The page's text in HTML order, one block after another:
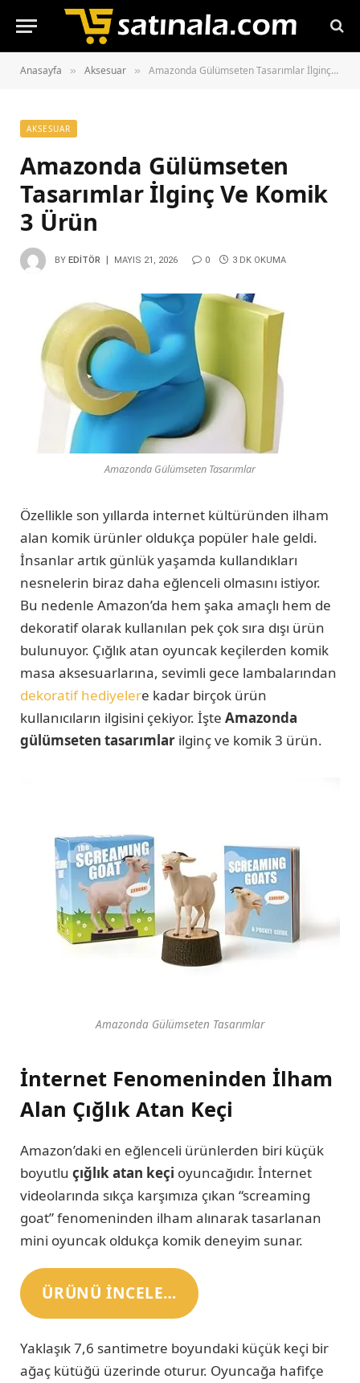
Anasayfa » Aksesuar » Amazonda Gülümseten Tasarımlar İlginç Ve Komik 3 Ürün
AKSESUAR
Amazonda Gülümseten
Tasarımlar İlginç Ve Komik
3 Ürün
BY EDITÖR MAYIS 21, 2026 0 3 DK OKUMA
Amazonda Gülümseten Tasarımlar
Özellikle son yıllarda internet kültüründen ilham
alan komik ürünler oldukça popüler hale geldi.
İnsanlar artık günlük yaşamda kullandıkları
nesnelerin biraz daha eğlenceli olmasını istiyor.
Bu nedenle Amazon’da hem şaka amaçlı hem de
dekoratif olarak kullanılan pek çok sıra dışı ürün
bulunuyor. Çığlık atan oyuncak keçilerden komik
masa aksesuarlarına, sevimli gece lambalarından
dekoratif hediyelere kadar birçok ürün
kullanıcıların ilgisini çekiyor. İşte Amazonda
gülümseten tasarımlar ilginç ve komik 3 ürün.
Amazonda Gülümseten Tasarımlar
İnternet Fenomeninden İlham
Alan Çığlık Atan Keçi
Amazon’daki en eğlenceli ürünlerden biri küçük
boyutlu çığlık atan keçi oyuncağıdır. İnternet
videolarında sıkça karşımıza çıkan “screaming
goat” fenomeninden ilham alınarak tasarlanan
mini oyuncak oldukça komik deneyim sunar.
ÜRÜNÜ INCELE…
Yaklaşık 7,6 santimetre boyundaki küçük keçi bir
ağaç kütüğü üzerinde oturur. Oyuncağa hafifçe